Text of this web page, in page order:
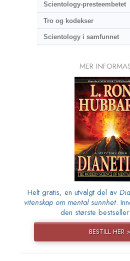
Scientology-presteembetet
Tro og kodekser
Scientology i samfunnet
MER
Helt gratis, en utvalgt del av
vitenskap om mental sunnhet.
den største
BESTILL HER